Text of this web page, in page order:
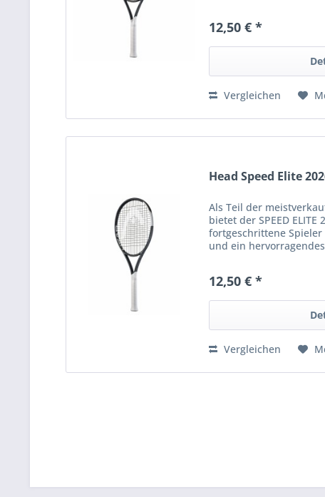
12,50 € *
Vergleichen
Head Speed Elite
Als Teil der
bietet der SPEED
fortgeschrittene
und ein
12,50 € *
Vergleichen